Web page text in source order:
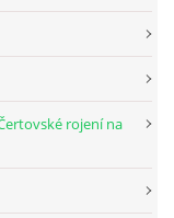
rojení na